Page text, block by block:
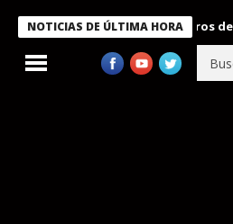
NOTICIAS DE ÚLTIMA HORA
condecora a miembros de la